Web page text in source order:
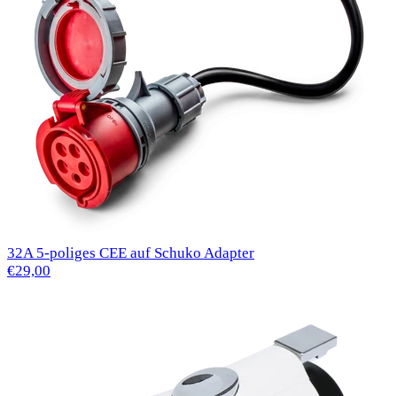
32A 5-poliges CEE auf Schuko Adapter
€29,00